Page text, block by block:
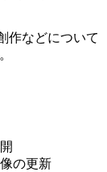
作などについて
の更新